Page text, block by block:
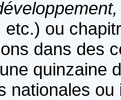
etc.) ou
dans des
quinzaine
nationales ou